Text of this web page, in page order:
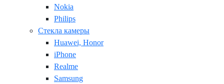
Nokia
Philips
Стекла камеры
Huawei, Honor
iPhone
Realme
Samsung